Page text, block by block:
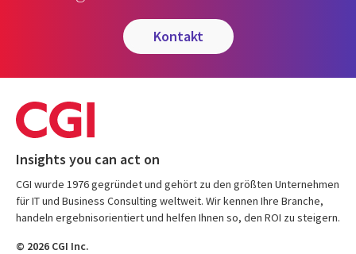
kontakt
Insights you can act on
CGI wurde 1976 gegründet und gehört zu den größten Unternehmen
für IT und Business Consulting weltweit. Wir kennen Ihre Branche,
handeln ergebnisorientiert und helfen Ihnen so, den ROI zu steigern.
© 2026 CGI Inc.